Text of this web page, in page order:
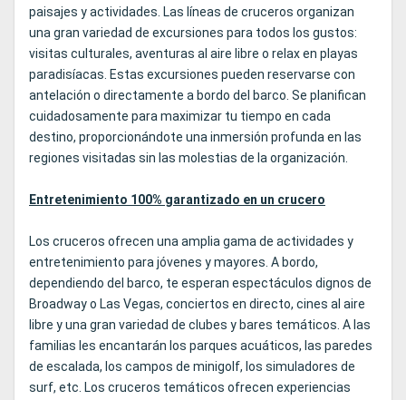
paisajes y actividades. Las líneas de cruceros organizan
una gran variedad de excursiones para todos los gustos:
visitas culturales, aventuras al aire libre o relax en playas
paradisíacas. Estas excursiones pueden reservarse con
antelación o directamente a bordo del barco. Se planifican
cuidadosamente para maximizar tu tiempo en cada
destino, proporcionándote una inmersión profunda en las
regiones visitadas sin las molestias de la organización.
Entretenimiento 100% garantizado en un crucero
Los cruceros ofrecen una amplia gama de actividades y
entretenimiento para jóvenes y mayores. A bordo,
dependiendo del barco, te esperan espectáculos dignos de
Broadway o Las Vegas, conciertos en directo, cines al aire
libre y una gran variedad de clubes y bares temáticos. A las
familias les encantarán los parques acuáticos, las paredes
de escalada, los campos de minigolf, los simuladores de
surf, etc. Los cruceros temáticos ofrecen experiencias